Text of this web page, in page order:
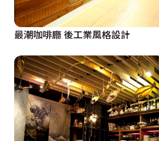
最潮咖啡廳 後工業風格設計